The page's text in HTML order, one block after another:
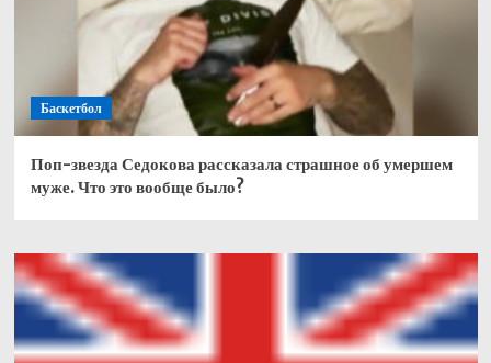
Баскетбол
Поп-звезда Седокова рассказала страшное об умершем
муже. Что это вообще было?